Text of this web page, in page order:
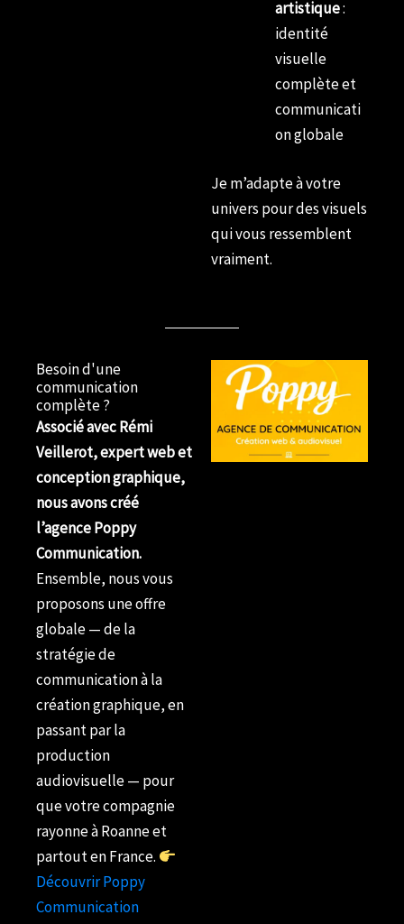
artistique:
identité
visuelle
complète et
communicati
on globale
Je m’adapte à votre
univers pour des visuels
qui vous ressemblent
vraiment.
Besoin d'une
communication
complète ?
Associé avec Rémi
Veillerot, expert web et
conception graphique,
nous avons créé
l’agence Poppy
Communication.
Ensemble, nous vous
proposons une offre
globale — de la
stratégie de
communication à la
création graphique, en
passant par la
production
audiovisuelle — pour
que votre compagnie
rayonne à Roanne et
partout en France.
Découvrir Poppy
Communication